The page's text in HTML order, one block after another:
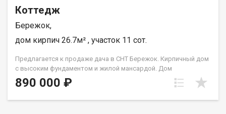
Коттедж
Бережок,
дом кирпич 26.7м² , участок 11 сот.
Предлагается к продаже дача в СНТ Бережок. Кирпичный дом
с высоким фундаментом и жилой мансардой. Дом
расположен на ровном земельном участке площадью 11
соток. На первом этаже расположена комната, кухня и
890 000 ₽